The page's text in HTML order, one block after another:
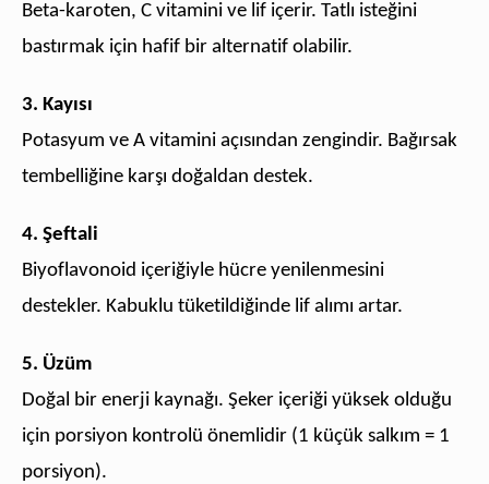
Beta-karoten, C vitamini ve lif içerir. Tatlı isteğini
bastırmak için hafif bir alternatif olabilir.
3. Kayısı
Potasyum ve A vitamini açısından zengindir. Bağırsak
tembelliğine karşı doğaldan destek.
4. Şeftali
Biyoflavonoid içeriğiyle hücre yenilenmesini
destekler. Kabuklu tüketildiğinde lif alımı artar.
5. Üzüm
Doğal bir enerji kaynağı. Şeker içeriği yüksek olduğu
için porsiyon kontrolü önemlidir (1 küçük salkım = 1
porsiyon).